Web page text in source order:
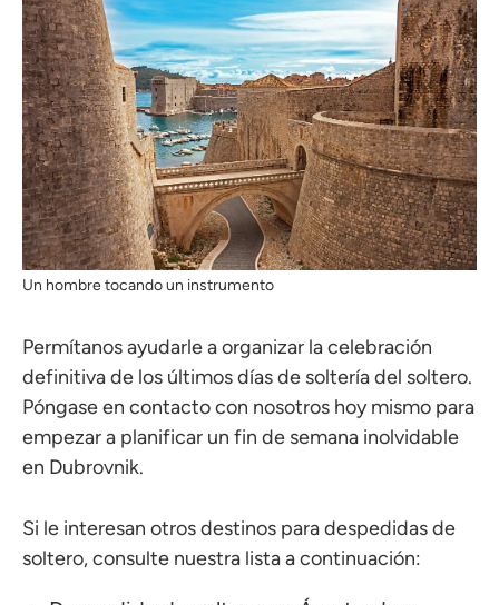
Un hombre tocando un instrumento
Permítanos ayudarle a organizar la celebración
definitiva de los últimos días de soltería del soltero.
Póngase en contacto con nosotros hoy mismo para
empezar a planificar un fin de semana inolvidable
en Dubrovnik.
Si le interesan otros destinos para despedidas de
soltero, consulte nuestra lista a continuación: